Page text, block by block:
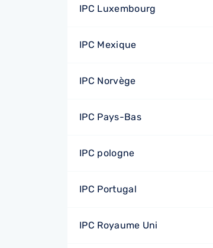
IPC Luxembourg
IPC Mexique
IPC Norvège
IPC Pays-Bas
IPC pologne
IPC Portugal
IPC Royaume Uni